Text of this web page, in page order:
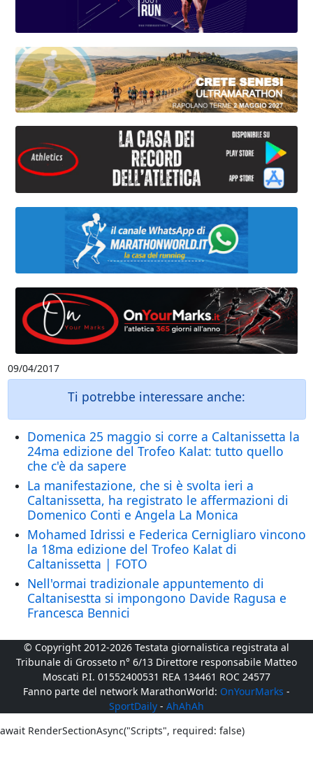
09/04/2017
Ti potrebbe interessare anche:
Domenica 25 maggio si corre a Caltanissetta la
24ma edizione del Trofeo Kalat: tutto quello
che c'è da sapere
La manifestazione, che si è svolta ieri a
Caltanissetta, ha registrato le affermazioni di
Domenico Conti e Angela La Monica
Mohamed Idrissi e Federica Cernigliaro vincono
la 18ma edizione del Trofeo Kalat di
Caltanissetta | FOTO
Nell'ormai tradizionale appuntemento di
Caltanisestta si impongono Davide Ragusa e
Francesca Bennici
© Copyright 2012-2026 Testata giornalistica registrata al
Tribunale di Grosseto n° 6/13 Direttore responsabile Matteo
Moscati P.I. 01552400531 REA 134461 ROC 24577
Fanno parte del network MarathonWorld: OnYourMarks -
SportDaily - AhAhAh
await RenderSectionAsync("Scripts", required: false)